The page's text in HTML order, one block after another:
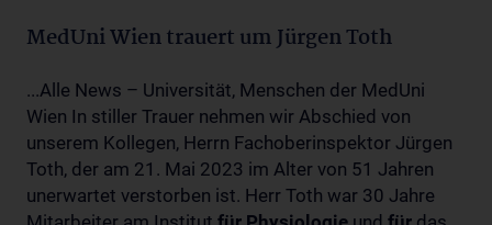
MedUni Wien trauert um Jürgen Toth
...Alle News – Universität, Menschen der MedUni
Wien In stiller Trauer nehmen wir Abschied von
unserem Kollegen, Herrn Fachoberinspektor Jürgen
Toth, der am 21. Mai 2023 im Alter von 51 Jahren
unerwartet verstorben ist. Herr Toth war 30 Jahre